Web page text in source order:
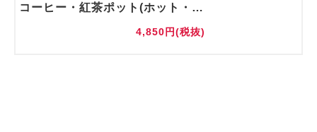
コーヒー・紅茶ポット(ホット・アイス)
4,850円(税抜)